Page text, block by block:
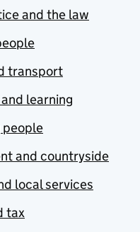
and the law
transport
learning
people
and countryside
local services
tax